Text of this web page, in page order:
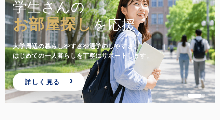
学生さんの
お部屋探しを応援
大学周辺の暮らしやすさや通学のしやすさ。
はじめての一人暮らしを丁寧にサポートします。
詳しく見る